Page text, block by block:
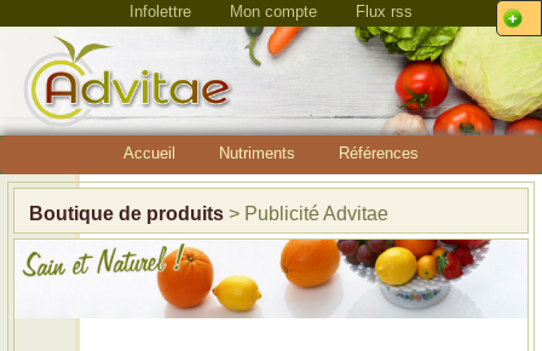
Infolettre Mon compte Flux rss
Accueil Nutriments Références
Boutique de produits > Publicité Advitae